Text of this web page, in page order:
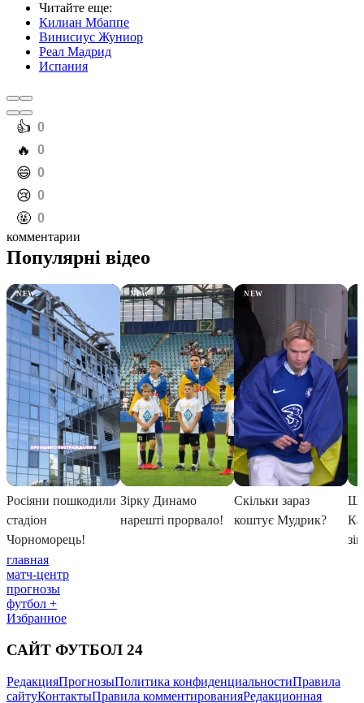
Читайте еще:
Килиан Мбаппе
Винисиус Жуниор
Реал Мадрид
Испания
️👍 0
️🔥 0
️😄 0
️😢 0
️🤬 0
комментарии
главная
матч-центр
прогнозы
футбол +
Избранное
САЙТ ФУТБОЛ 24
РедакцияПрогнозыПолитика конфиденциальностиПравила
сайтуКонтактыПравила комментированияРедакционная